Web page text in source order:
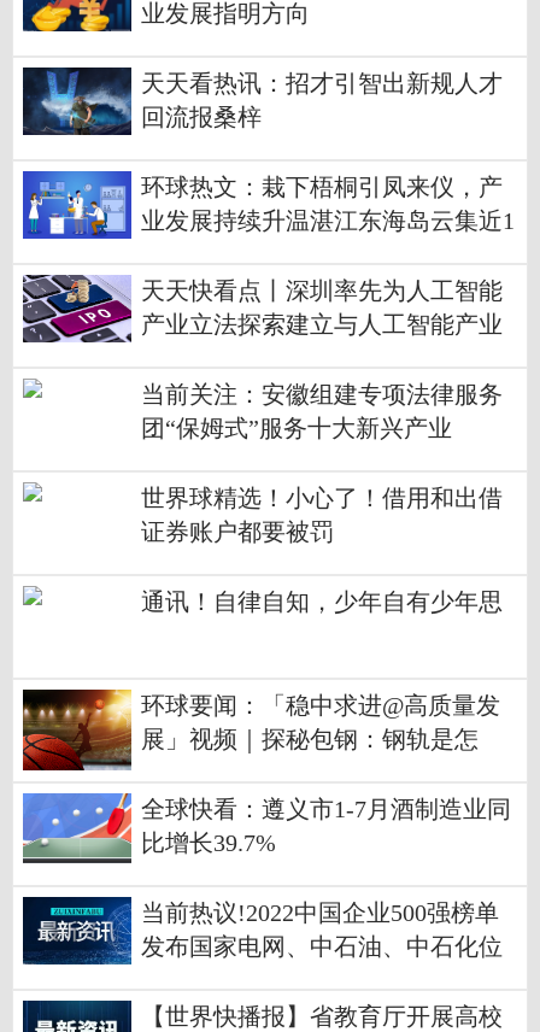
业发展指明方向
天天看热讯：招才引智出新规人才
回流报桑梓
环球热文：栽下梧桐引凤来仪，产
业发展持续升温湛江东海岛云集近1
天天快看点丨深圳率先为人工智能
产业立法探索建立与人工智能产业
当前关注：安徽组建专项法律服务
团“保姆式”服务十大新兴产业
世界球精选！小心了！借用和出借
证券账户都要被罚
通讯！自律自知，少年自有少年思
环球要闻：「稳中求进@高质量发
展」视频｜探秘包钢：钢轨是怎
全球快看：遵义市1-7月酒制造业同
比增长39.7%
当前热议!2022中国企业500强榜单
发布国家电网、中石油、中石化位
【世界快播报】省教育厅开展高校